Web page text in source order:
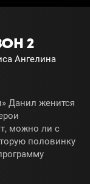
2
Ангелина
Данил женится
можно ли с
половинку